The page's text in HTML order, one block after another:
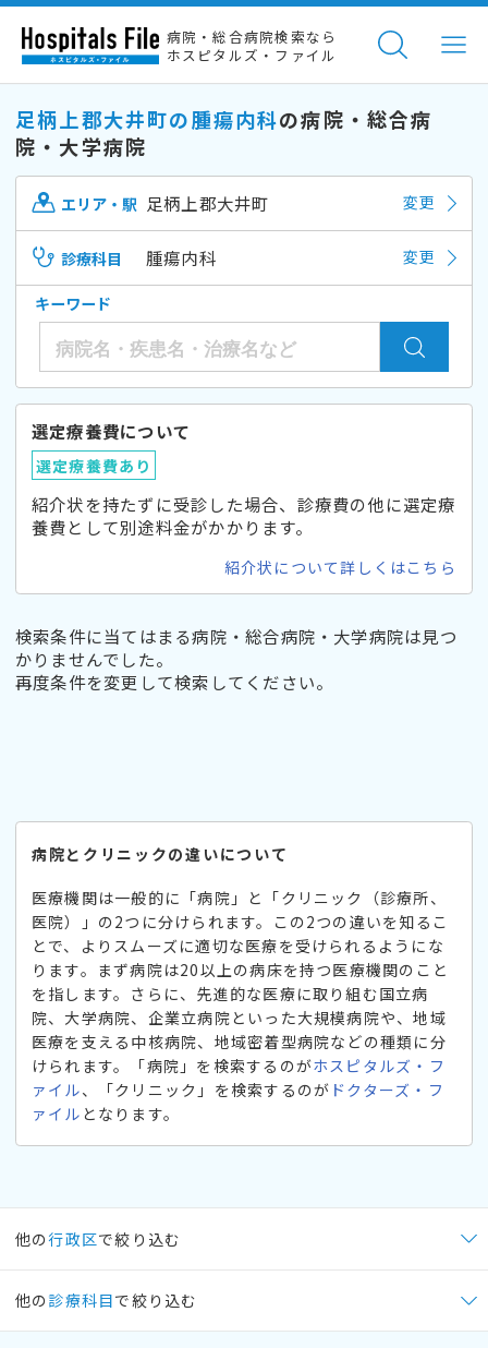
病院・総合病院検索なら
ホスピタルズ・ファイル
足柄上郡大井町の腫瘍内科の病院・総合病
院・大学病院
エリア・駅 足柄上郡大井町 変更
診療科目 腫瘍内科 変更
キーワード
選定療養費について
選定療養費あり
紹介状を持たずに受診した場合、診療費の他に選定療
養費として別途料金がかかります。
紹介状について詳しくはこちら
検索条件に当てはまる病院・総合病院・大学病院は見つ
かりませんでした。
再度条件を変更して検索してください。
病院とクリニックの違いについて
医療機関は一般的に「病院」と「クリニック（診療所、
医院）」の2つに分けられます。この2つの違いを知るこ
とで、よりスムーズに適切な医療を受けられるようにな
ります。まず病院は20以上の病床を持つ医療機関のこと
を指します。さらに、先進的な医療に取り組む国立病
院、大学病院、企業立病院といった大規模病院や、地域
医療を支える中核病院、地域密着型病院などの種類に分
けられます。「病院」を検索するのがホスピタルズ・フ
ァイル、「クリニック」を検索するのが ドクターズ・フ
ァイル となります。
他の行政区で絞り込む
他の 診療科目で絞り込む